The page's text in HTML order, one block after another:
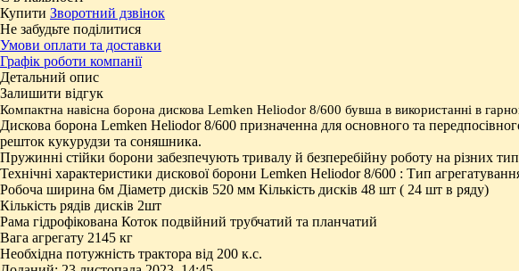
Купити Зворотний дзвінок
Не забудьте поділитися
Умови оплати та доставки
Графік роботи компанії
Детальний опис
Залишити відгук
Компактна навісна борона дискова Lemken Heliodor 8/600 бувша в використанні в
Дискова борона Lemken Heliodor 8/600 призначенна для основного та
решток кукурудзи та соняшника.
Пружинні стійки борони забезпечують тривалу й безперебійну роботу на різних
Технічні характеристики дискової борони Lemken Heliodor 8/600 : Тип
Робоча ширина 6м Діаметр дисків 520 мм Кількість дисків 48 шт ( 24 шт в ряду)
Кількість рядів дисків 2шт
Рама гідрофікована Коток подвійний трубчатий та планчатий
Вага агрегату 2145 кг
Необхідна потужність трактора від 200 к.с.